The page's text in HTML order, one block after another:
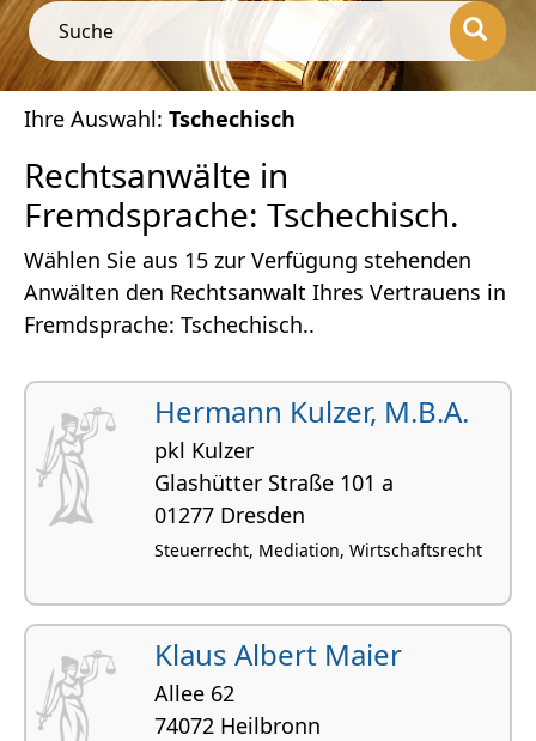
Suche
Ihre Auswahl: Tschechisch
Rechtsanwälte in
Fremdsprache: Tschechisch.
Wählen Sie aus 15 zur Verfügung stehenden
Anwälten den Rechtsanwalt Ihres Vertrauens in
Fremdsprache: Tschechisch..
Hermann Kulzer, M.B.A.
pkl Kulzer
Glashütter Straße 101 a
01277 Dresden
Steuerrecht, Mediation, Wirtschaftsrecht
Klaus Albert Maier
Allee 62
74072 Heilbronn